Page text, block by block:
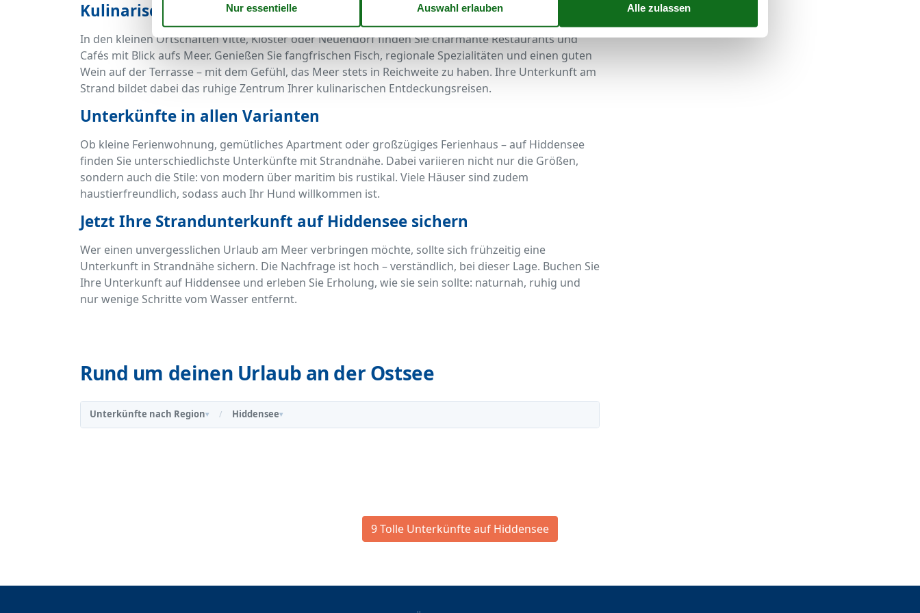
Kulinarische Genüsse und maritime Momente
In den kleinen Ortschaften Vitte, Kloster oder Neuendorf finden Sie charmante Restaurants und
Cafés mit Blick aufs Meer. Genießen Sie fangfrischen Fisch, regionale Spezialitäten und einen guten
Wein auf der Terrasse – mit dem Gefühl, das Meer stets in Reichweite zu haben. Ihre Unterkunft am
Strand bildet dabei das ruhige Zentrum Ihrer kulinarischen Entdeckungsreisen.
Unterkünfte in allen Varianten
Ob kleine Ferienwohnung, gemütliches Apartment oder großzügiges Ferienhaus – auf Hiddensee
finden Sie unterschiedlichste Unterkünfte mit Strandnähe. Dabei variieren nicht nur die Größen,
sondern auch die Stile: von modern über maritim bis rustikal. Viele Häuser sind zudem
haustierfreundlich, sodass auch Ihr Hund willkommen ist.
Jetzt Ihre Strandunterkunft auf Hiddensee sichern
Wer einen unvergesslichen Urlaub am Meer verbringen möchte, sollte sich frühzeitig eine
Unterkunft in Strandnähe sichern. Die Nachfrage ist hoch – verständlich, bei dieser Lage. Buchen Sie
Ihre Unterkunft auf Hiddensee und erleben Sie Erholung, wie sie sein sollte: naturnah, ruhig und
nur wenige Schritte vom Wasser entfernt.
9 Tolle Unterkünfte auf Hiddensee
Rund um deinen Urlaub an der Ostsee
Unterkünfte nach Region▾ / Hiddensee▾